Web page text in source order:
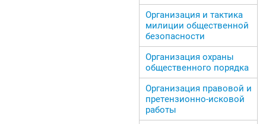
Организация и тактика
милиции общественной
безопасности
Организация охраны
общественного порядка
Организация правовой и
претензионно-исковой
работы